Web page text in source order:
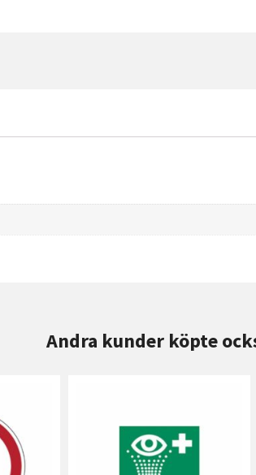
Andra kunder köpte